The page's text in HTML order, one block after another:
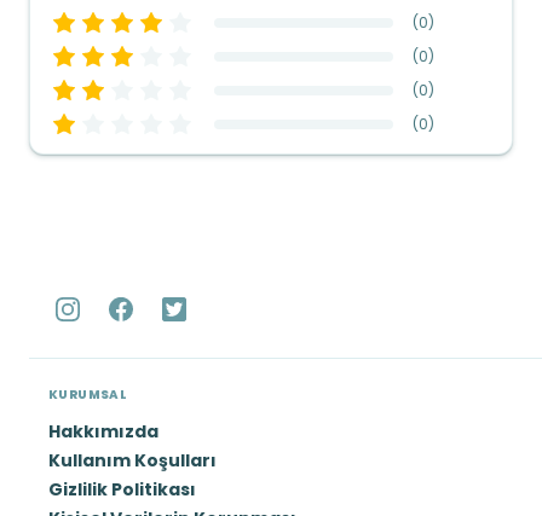
(0)
(0)
(0)
(0)
KURUMSAL
Hakkımızda
Kullanım Koşulları
Gizlilik Politikası